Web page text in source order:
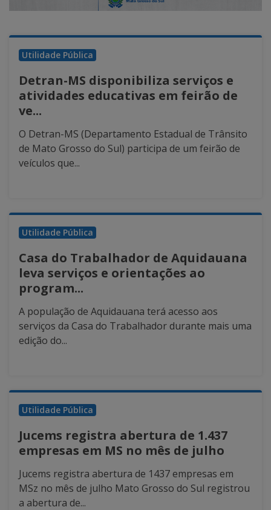
Utilidade Pública
Detran-MS disponibiliza serviços e
atividades educativas em feirão de
ve...
O Detran-MS (Departamento Estadual de Trânsito
de Mato Grosso do Sul) participa de um feirão de
veículos que...
Utilidade Pública
Casa do Trabalhador de Aquidauana
leva serviços e orientações ao
program...
A população de Aquidauana terá acesso aos
serviços da Casa do Trabalhador durante mais uma
edição do...
Utilidade Pública
Jucems registra abertura de 1.437
empresas em MS no mês de julho
Jucems registra abertura de 1437 empresas em
MSz no mês de julho Mato Grosso do Sul registrou
a abertura de...